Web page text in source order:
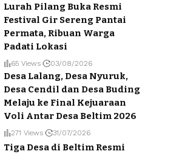
Lurah Pilang Buka Resmi
Festival Gir Sereng Pantai
Permata, Ribuan Warga
Padati Lokasi
65 Views 03/08/2026
Desa Lalang, Desa Nyuruk,
Desa Cendil dan Desa Buding
Melaju ke Final Kejuaraan
Voli Antar Desa Beltim 2026
271 Views 31/07/2026
Tiga Desa di Beltim Resmi